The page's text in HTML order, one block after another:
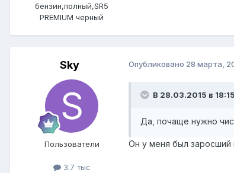
бензин,полный,SR5
PREMIUM черный
Sky
Пользователи
3.7 тыс
Опубликовано 28 марта,
В 28.03.2015 в
Да, почаще нужно
Он у меня был заросший